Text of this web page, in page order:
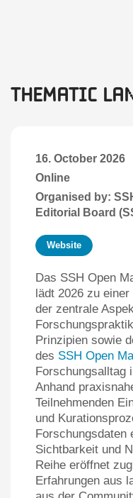
Thematic
16. October 2026
Online
Organised by:
Editorial Board
Website
Das SSH Open
lädt 2026 zu
der zentrale
Prinzipien sowie
des SSH Open
Forschungsalltag
Anhand
Teilnehmenden
und
Forschungsdaten
Sichtbarkeit und
Reihe eröffnet
Erfahrungen aus